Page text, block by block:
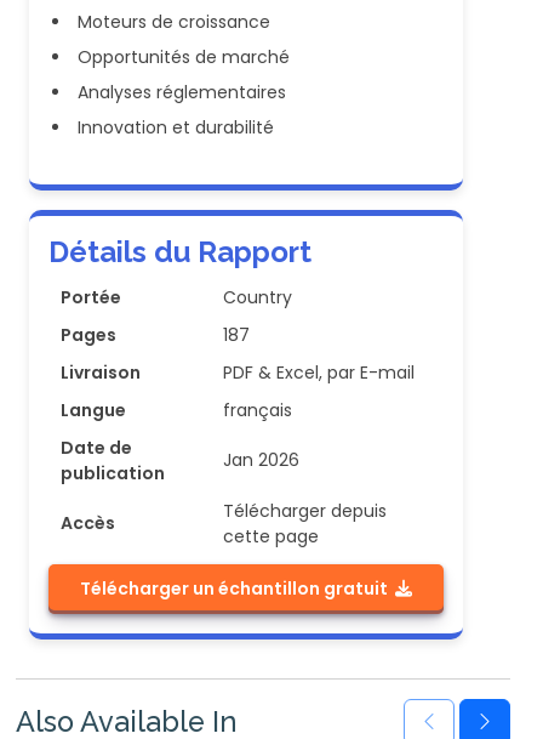
Moteurs de croissance
Opportunités de marché
Analyses réglementaires
Innovation et durabilité
Détails du Rapport
Portée
Country
Pages
187
Livraison
PDF & Excel, par E-mail
Langue
français
Date de
publication
Jan 2026
Accès
Télécharger depuis
cette page
Télécharger un échantillon gratuit
Also Available In